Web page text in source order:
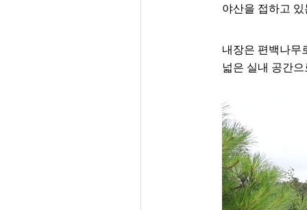
야산을 접하고
내장은 편백나무
넓은 실내 공간